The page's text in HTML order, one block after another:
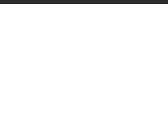
終了しました | LINE占い